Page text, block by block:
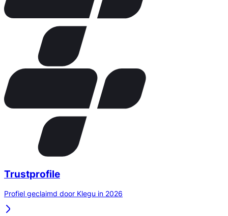
Trustprofile
Profiel geclaimd door Klegu in 2026